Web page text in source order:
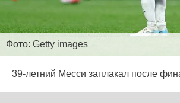
Фото: Getty images
39-летний Месси заплакал после